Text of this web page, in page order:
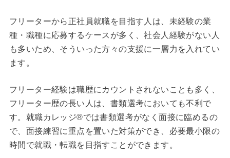
フリーターから正社員就職を目指す人は、未経験の業
種・職種に応募するケースが多く、社会人経験がない人
も多いため、そういった方々の支援に一層力を入れてい
ます。
フリーター経験は職歴にカウントされないことも多く、
フリーター歴の長い人は、書類選考においても不利で
す。就職カレッジ®では書類選考がなく面接に臨めるの
で、面接練習に重点を置いた対策ができ、必要最小限の
時間で就職・転職を目指すことができます。